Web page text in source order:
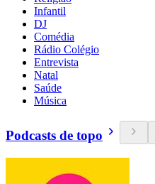
Infantil
DJ
Comédia
Rádio Colégio
Entrevista
Natal
Saúde
Música
Podcasts de topo